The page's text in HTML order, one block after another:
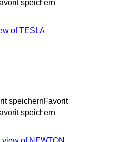
speichern
speichernFavorit
speichern